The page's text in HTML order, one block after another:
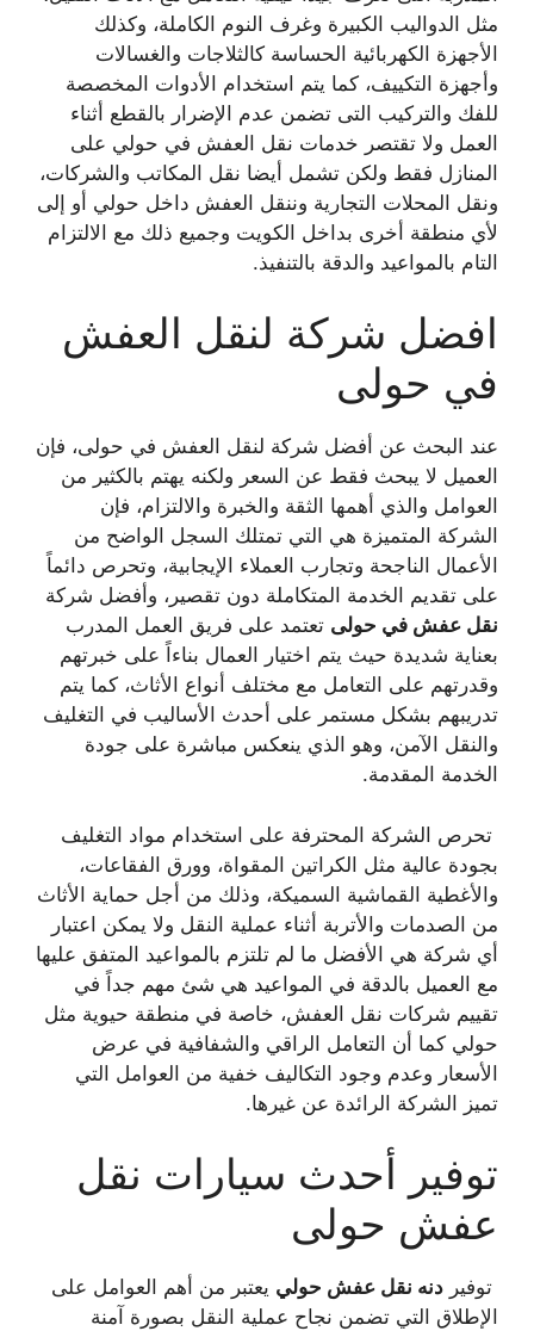
مثل الدواليب الكبيرة وغرف النوم الكاملة، وكذلك
الأجهزة الكهربائية الحساسة كالثلاجات والغسالات
وأجهزة التكييف، كما يتم استخدام الأدوات المخصصة
للفك والتركيب التى تضمن عدم الإضرار بالقطع أثناء
العمل ولا تقتصر خدمات نقل العفش في حولي على
المنازل فقط ولكن تشمل أيضا نقل المكاتب والشركات،
ونقل المحلات التجارية وننقل العفش داخل حولي أو إلى
لأي منطقة أخرى بداخل الكويت وجميع ذلك مع الالتزام
التام بالمواعيد والدقة بالتنفيذ.
افضل شركة لنقل العفش
في حولى
عند البحث عن أفضل شركة لنقل العفش في حولى، فإن
العميل لا يبحث فقط عن السعر ولكنه يهتم بالكثير من
العوامل والذي أهمها الثقة والخبرة والالتزام، فإن
الشركة المتميزة هي التي تمتلك السجل الواضح من
الأعمال الناجحة وتجارب العملاء الإيجابية، وتحرص دائماً
على تقديم الخدمة المتكاملة دون تقصير، وأفضل شركة
نقل عفش في حولى تعتمد على فريق العمل المدرب
بعناية شديدة حيث يتم اختيار العمال بناءاً على خبرتهم
وقدرتهم على التعامل مع مختلف أنواع الأثاث، كما يتم
تدريبهم بشكل مستمر على أحدث الأساليب في التغليف
والنقل الآمن، وهو الذي ينعكس مباشرة على جودة
الخدمة المقدمة.
تحرص الشركة المحترفة على استخدام مواد التغليف
بجودة عالية مثل الكراتين المقواة، وورق الفقاعات،
والأغطية القماشية السميكة، وذلك من أجل حماية الأثاث
من الصدمات والأتربة أثناء عملية النقل ولا يمكن اعتبار
أي شركة هي الأفضل ما لم تلتزم بالمواعيد المتفق عليها
مع العميل بالدقة في المواعيد هي شئ مهم جداً في
تقييم شركات نقل العفش، خاصة في منطقة حيوية مثل
حولي كما أن التعامل الراقي والشفافية في عرض
الأسعار وعدم وجود التكاليف خفية من العوامل التي
تميز الشركة الرائدة عن غيرها.
توفير أحدث سيارات نقل
عفش حولى
توفير دنه نقل عفش حولي يعتبر من أهم العوامل على
الإطلاق التي تضمن نجاح عملية النقل بصورة آمنة